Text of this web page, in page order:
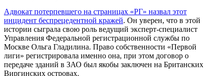
Адвокат потерпевшего на страницах «РГ» назвал этот
инцидент беспрецедентной кражей. Он уверен, что в этой
истории сыграла свою роль ведущий эксперт-специалист
Управления Федеральной регистрационной службы по
Москве Ольга Гладилина. Право собственности «Первой
лиги» регистрировала именно она, при этом договор о
передаче зданий в ЗАО был якобы заключен на Британских
Виргинских островах.